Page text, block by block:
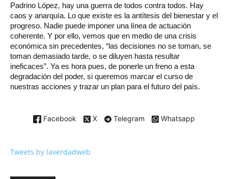
Padrino López, hay una guerra de todos contra todos. Hay
caos y anarquía. Lo que existe es la antítesis del bienestar y el
progreso. Nadie puede imponer una línea de actuación
coherente. Y por ello, vemos que en medio de una crisis
económica sin precedentes, “las decisiones no se toman, se
toman demasiado tarde, o se diluyen hasta resultar
ineficaces”. Ya es hora pues, de ponerle un freno a esta
degradación del poder, si queremos marcar el curso de
nuestras acciones y trazar un plan para el futuro del país.
Facebook X Telegram Whatsapp
Tweets by laverdadweb